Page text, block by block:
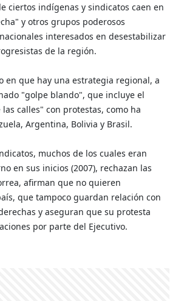
ciertos indígenas y sindicatos caen en
y otros grupos poderosos
interesados en desestabilizar
de la región.
en que hay una estrategia regional, a
"golpe blando", que incluye el
calles" con protestas, como ha
Argentina, Bolivia y Brasil.
muchos de los cuales eran
en sus inicios (2007), rechazan las
afirman que no quieren
que tampoco guardan relación con
y aseguran que su protesta
por parte del Ejecutivo.